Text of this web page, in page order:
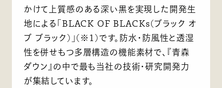
かけて上質感のある深い黒を実現した開発生
地による「BLACK OF BLACKs(ブラック オ
ブ ブラック)」(※1)です。防水・防風性と透湿
性を併せもつ多層構造の機能素材で、『青森
ダウン』の中で最も当社の技術・研究開発力
が集結しています。